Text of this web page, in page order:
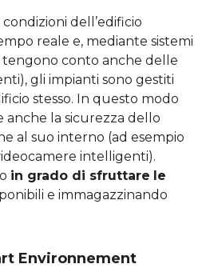
dell’edificio
reale e, mediante sistemi
conto anche delle
gli impianti sono gestiti
stesso. In questo modo
la sicurezza dello
al suo interno (ad esempio
intelligenti).
in grado di sfruttare le
e immagazzinando
Environnement